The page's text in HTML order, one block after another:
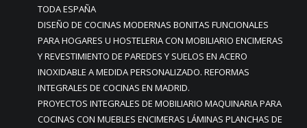
TODA ESPAÑA
DISEÑO DE COCINAS MODERNAS BONITAS FUNCIONALES
PARA HOGARES U HOSTELERIA CON MOBILIARIO ENCIMERAS
Y REVESTIMIENTO DE PAREDES Y SUELOS EN ACERO
INOXIDABLE A MEDIDA PERSONALIZADO. REFORMAS
INTEGRALES DE COCINAS EN MADRID.
PROYECTOS INTEGRALES DE MOBILIARIO MAQUINARIA PARA
COCINAS CON MUEBLES ENCIMERAS LÁMINAS PLANCHAS DE